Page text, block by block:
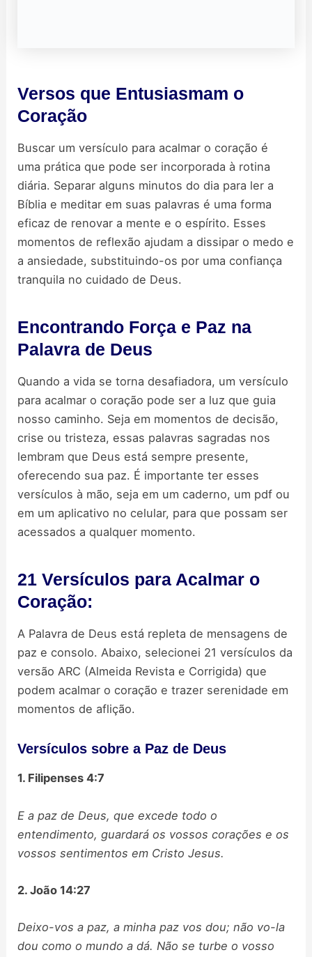
Versos que Entusiasmam o
Coração
Buscar um versículo para acalmar o coração é
uma prática que pode ser incorporada à rotina
diária. Separar alguns minutos do dia para ler a
Bíblia e meditar em suas palavras é uma forma
eficaz de renovar a mente e o espírito. Esses
momentos de reflexão ajudam a dissipar o medo e
a ansiedade, substituindo-os por uma confiança
tranquila no cuidado de Deus.
Encontrando Força e Paz na
Palavra de Deus
Quando a vida se torna desafiadora, um versículo
para acalmar o coração pode ser a luz que guia
nosso caminho. Seja em momentos de decisão,
crise ou tristeza, essas palavras sagradas nos
lembram que Deus está sempre presente,
oferecendo sua paz. É importante ter esses
versículos à mão, seja em um caderno, um pdf ou
em um aplicativo no celular, para que possam ser
acessados a qualquer momento.
21 Versículos para Acalmar o
Coração:
A Palavra de Deus está repleta de mensagens de
paz e consolo. Abaixo, selecionei 21 versículos da
versão ARC (Almeida Revista e Corrigida) que
podem acalmar o coração e trazer serenidade em
momentos de aflição.
Versículos sobre a Paz de Deus
1. Filipenses 4:7
E a paz de Deus, que excede todo o
entendimento, guardará os vossos corações e os
vossos sentimentos em Cristo Jesus.
2. João 14:27
Deixo-vos a paz, a minha paz vos dou; não vo-la
dou como o mundo a dá. Não se turbe o vosso